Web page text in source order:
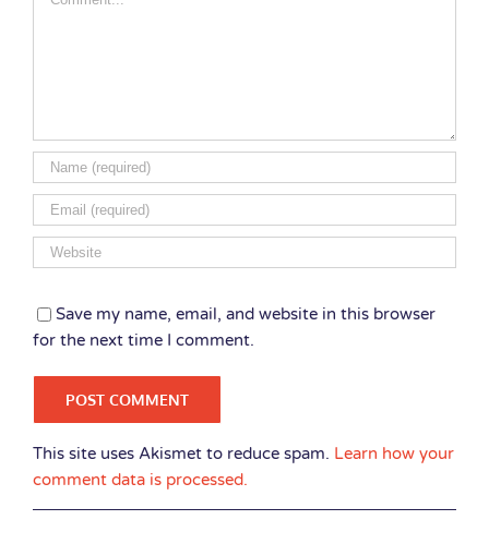
Save my name, email, and website in this browser
for the next time I comment.
This site uses Akismet to reduce spam. Learn how your
comment data is processed.